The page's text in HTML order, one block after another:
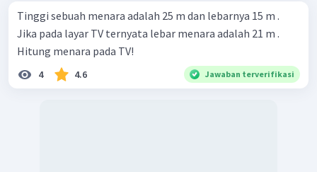
Tinggi sebuah menara adalah 25 m dan lebarnya 15 m .
Jika pada layar TV ternyata lebar menara adalah 21 m .
Hitung menara pada TV!
4 4.6 Jawaban terverifikasi